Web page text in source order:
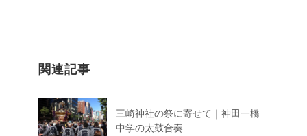
関連記事
三崎神社の祭に寄せて｜神田一橋
中学の太鼓合奏